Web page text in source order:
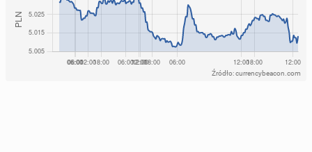
Źródło: currencybeacon.com